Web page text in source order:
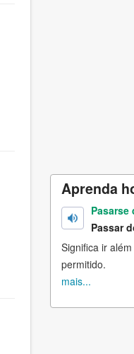
Aprenda
Pasarse
Passar
Significa ir
permitido.
mais...